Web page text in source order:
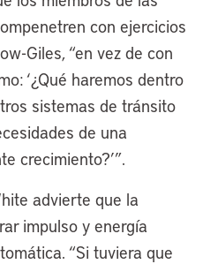
con ejercicios
Giles, “en vez de con
‘¿Qué haremos dentro
sistemas de tránsito
de una
crecimiento?’”.
advierte que la
impulso y energía
“Si tuviera que